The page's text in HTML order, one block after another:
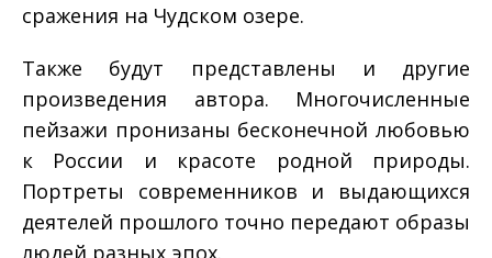
сражения на Чудском озере.
Также будут представлены и другие
произведения автора. Многочисленные
пейзажи пронизаны бесконечной любовью
к России и красоте родной природы.
Портреты современников и выдающихся
деятелей прошлого точно передают образы
людей разных эпох.